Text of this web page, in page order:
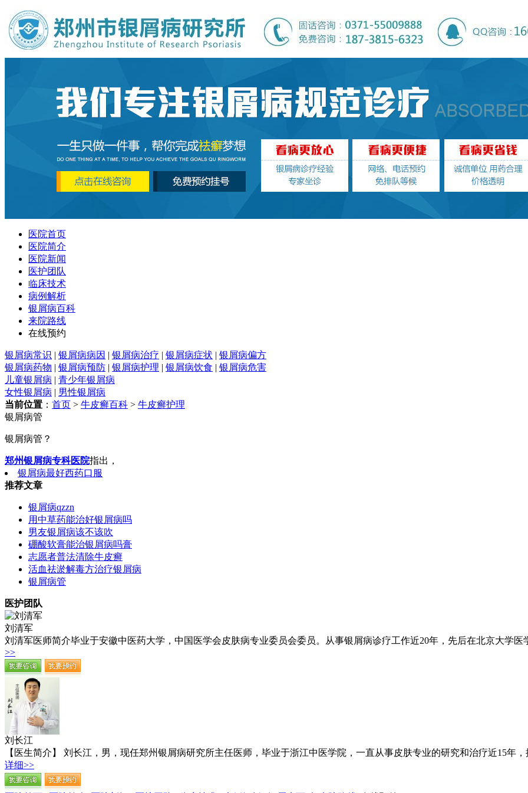
医院首页
医院简介
医院新闻
医护团队
临床技术
病例解析
银屑病百科
来院路线
在线预约
银屑病常识 | 银屑病病因 | 银屑病治疗 | 银屑病症状 | 银屑病偏方
银屑病药物 | 银屑病预防 | 银屑病护理 | 银屑病饮食 | 银屑病危害
儿童银屑病 | 青少年银屑病
女性银屑病 | 男性银屑病
当前位置 ： 首页 > 牛皮癣百科 > 牛皮癣护理
银屑病管
银屑病管？
郑州银屑病专科医院指出，
银屑病最好西药口服
推荐文章
银屑病qzzn
用中草药能治好银屑病吗
男友银屑病该不该吹
硼酸软膏能治银屑病吗膏
志愿者普法清除牛皮癣
活血祛淤解毒方治疗银屑病
银屑病管
医护团队
刘清军
刘清军医师简介毕业于安徽中医药大学，中国医学会皮肤病专业委员会委员。从事银屑病诊疗工作近20年，先后在北京大学
>>
刘长江
【医生简介】 刘长江，男，现任郑州银屑病研究所主任医师，毕业于浙江中医学院，一直从事皮肤专业的研究和治疗近15年
详细>>